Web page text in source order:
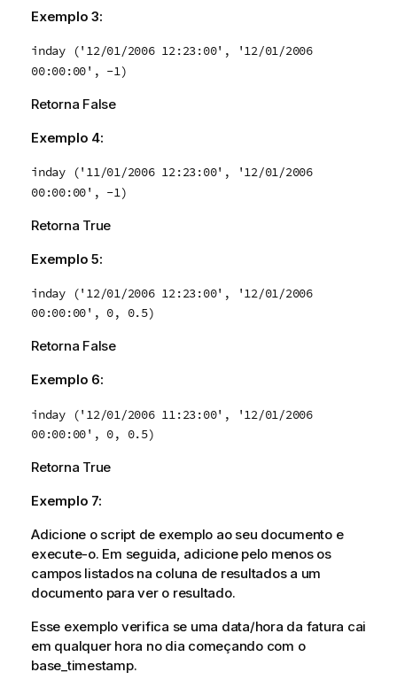
Exemplo 3:
inday ('12/01/2006 12:23:00', '12/01/2006
00:00:00', -1)
Retorna False
Exemplo 4:
inday ('11/01/2006 12:23:00', '12/01/2006
00:00:00', -1)
Retorna True
Exemplo 5:
inday ('12/01/2006 12:23:00', '12/01/2006
00:00:00', 0, 0.5)
Retorna False
Exemplo 6:
inday ('12/01/2006 11:23:00', '12/01/2006
00:00:00', 0, 0.5)
Retorna True
Exemplo 7:
Adicione o script de exemplo ao seu documento e
execute-o. Em seguida, adicione pelo menos os
campos listados na coluna de resultados a um
documento para ver o resultado.
Esse exemplo verifica se uma data/hora da fatura cai
em qualquer hora no dia começando com o
base_timestamp.